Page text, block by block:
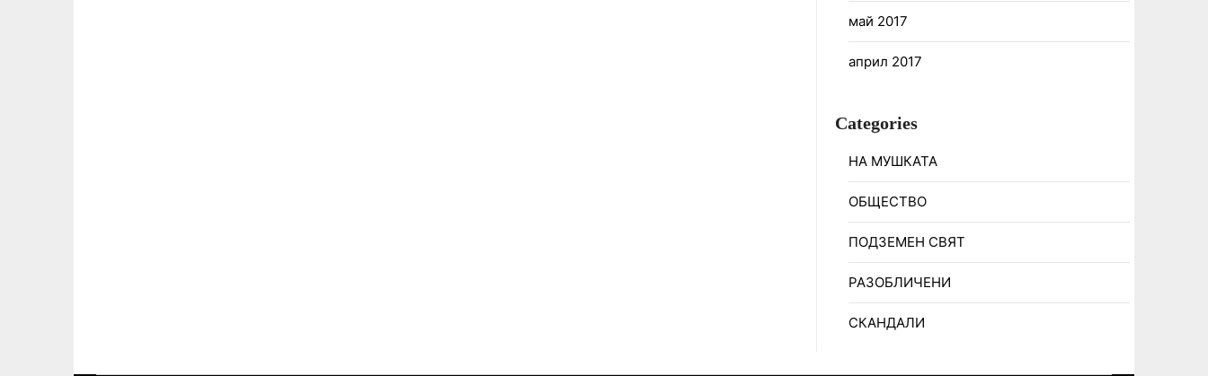
май 2017
април 2017
Categories
НА МУШКАТА
ОБЩЕСТВО
ПОДЗЕМЕН СВЯТ
РАЗОБЛИЧЕНИ
СКАНДАЛИ